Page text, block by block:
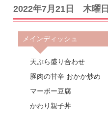
2022年7月21日 木曜日
メインディッシュ
天ぷら盛り合わせ
豚肉の甘辛 おかか炒め
マーボー豆腐
かわり親子丼